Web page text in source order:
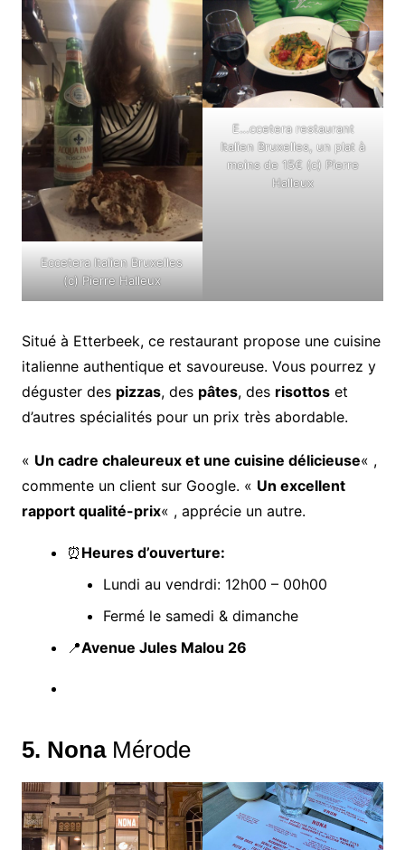
Eccetera Italien Bruxelles
(c) Pierre Halleux
E…ccetera restaurant
Italien Bruxelles, un plat à
moins de 15€ (c) Pierre
Halleux
Situé à Etterbeek, ce restaurant propose une cuisine
italienne authentique et savoureuse. Vous pourrez y
déguster des pizzas, des pâtes, des risottoset
d’autres spécialités pour un prix très abordable.
« Un cadre chaleureux et une cuisine délicieuse« ,
commente un client sur Google. « Un excellent
rapport qualité-prix« , apprécie un autre.
⏰ Heures d’ouverture:
Lundi au vendrdi: 12h00 – 00h00
Fermé le samedi & dimanche
📍Avenue Jules Malou 26
5. NonaMérode